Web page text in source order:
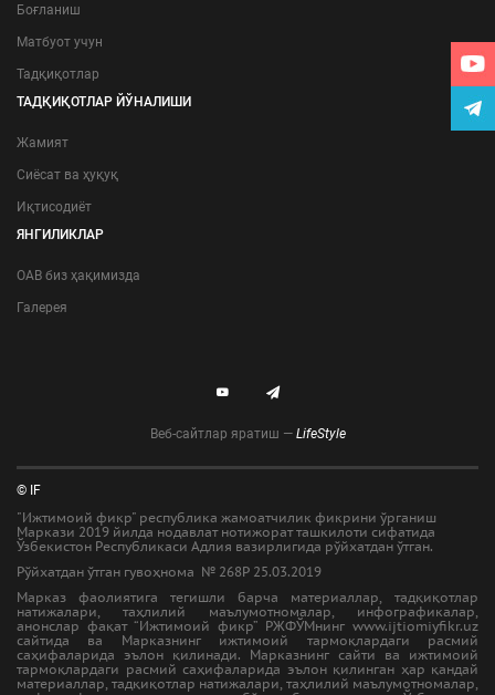
Боғланиш
Матбуот учун
Тадқиқотлар
ТАДҚИҚОТЛАР ЙЎНАЛИШИ
Жамият
Сиёсат ва ҳуқуқ
Иқтисодиёт
ЯНГИЛИКЛАР
ОАВ биз ҳақимизда
Галерея
Веб-сайтлар яратиш — LifeStyle
© IF
"Ижтимоий фикр" республика жамоатчилик фикрини ўрганиш
Маркази 2019 йилда нодавлат нотижорат ташкилоти сифатида
Ўзбекистон Республикаси Адлия вазирлигида рўйхатдан ўтган.
Рўйхатдан ўтган гувоҳнома № 268Р 25.03.2019
Марказ фаолиятига тегишли барча материаллар, тадқиқотлар
натижалари, таҳлилий маълумотномалар, инфографикалар,
анонслар фақат “Ижтимоий фикр” РЖФЎМнинг www.ijtiomiyfikr.uz
сайтида ва Марказнинг ижтимоий тармоқлардаги расмий
саҳифаларида эълон қилинади. Марказнинг сайти ва ижтимоий
тармоқлардаги расмий саҳифаларида эълон қилинган ҳар қандай
материаллар, тадқиқотлар натижалари, таҳлилий маълумотномалар,